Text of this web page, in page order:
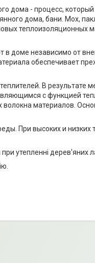
дома - процесс,
дома, бани. Мох,
теплоизоляционных
в доме независимо от
обеспечивает
В результате
с функцией
материалов.
При высоких и низких
утепленні дерев'яних